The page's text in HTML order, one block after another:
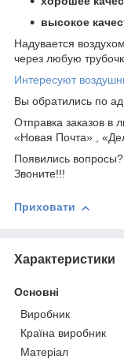
высокое
Надувается воздухом
через любую
Интересуют
Вы обратились по
Отправка заказов в
«Новая Почта» ,
Появились вопросы?
Звоните!!!
Приховати
Характеристики
Основні
Виробник
Країна виробник
Матеріал